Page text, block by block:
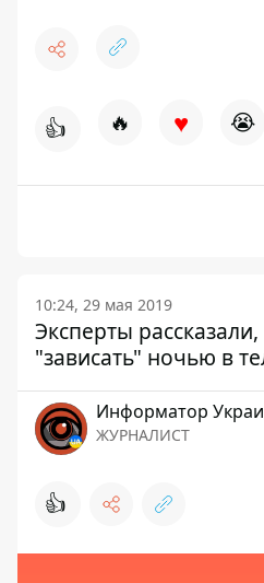
👍 🔥 ♥ 😭
10:24, 29 мая 2019
Эксперты
"зависать" ночью в
Информатор
ЖУРНАЛИСТ
👍